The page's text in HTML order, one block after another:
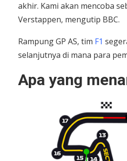
akhir. Kami akan mencoba
Verstappen, mengutip BBC.
Rampung GP AS, tim F1
selanjutnya di mana para
Apa yang